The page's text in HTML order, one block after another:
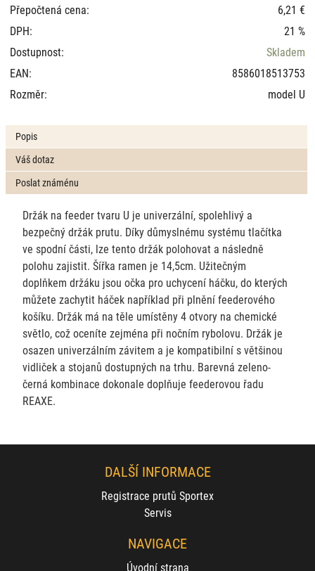
Přepočtená cena:
6,21 €
DPH:
21 %
Dostupnost:
Skladem
EAN:
8586018513753
Rozměr:
model U
Popis
Váš dotaz
Poslat známénu
Držák na feeder tvaru U je univerzální, spolehlivý a
bezpečný držák prutu. Díky důmyslnému systému tlačítka
ve spodní části, lze tento držák polohovat a následně
polohu zajistit. Šířka ramen je 14,5cm. Užitečným
doplňkem držáku jsou očka pro uchycení háčku, do kterých
můžete zachytit háček například při plnění feederového
košíku. Držák má na těle umístěny 4 otvory na chemické
světlo, což oceníte zejména při nočním rybolovu. Držák je
osazen univerzálním závitem a je kompatibilní s většinou
vidliček a stojanů dostupných na trhu. Barevná zeleno-
černá kombinace dokonale doplňuje feederovou řadu
REAXE.
DALŠÍ INFORMACE
Registrace prutů Sportex
Servis
NAVIGACE
Úvodní strana